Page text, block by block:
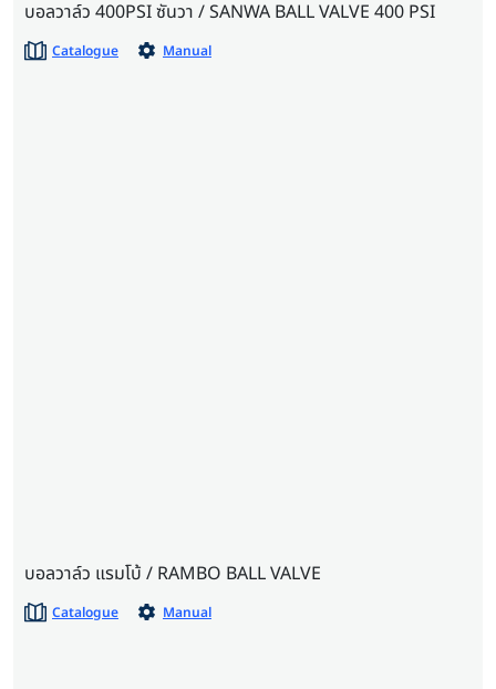
บอลวาล์ว 400PSI ซันวา / SANWA BALL VALVE 400 PSI
Catalogue Manual
บอลวาล์ว แรมโบ้ / RAMBO BALL VALVE
Catalogue Manual